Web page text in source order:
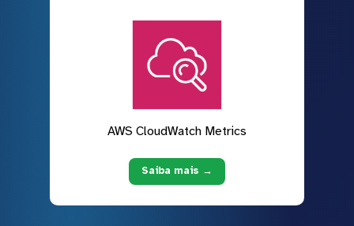
AWS CloudWatch Metrics
Saiba mais →